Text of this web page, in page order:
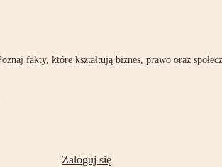
fakty, które kształtują biznes, prawo oraz
Zaloguj się